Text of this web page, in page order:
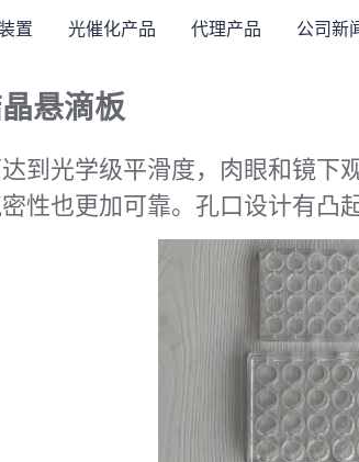
置 光催化产品 代理产品 公司新
悬滴板
到光学级平滑度，肉眼和镜下
性也更加可靠。孔口设计有凸